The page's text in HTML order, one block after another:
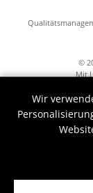
©
Mit
Wir